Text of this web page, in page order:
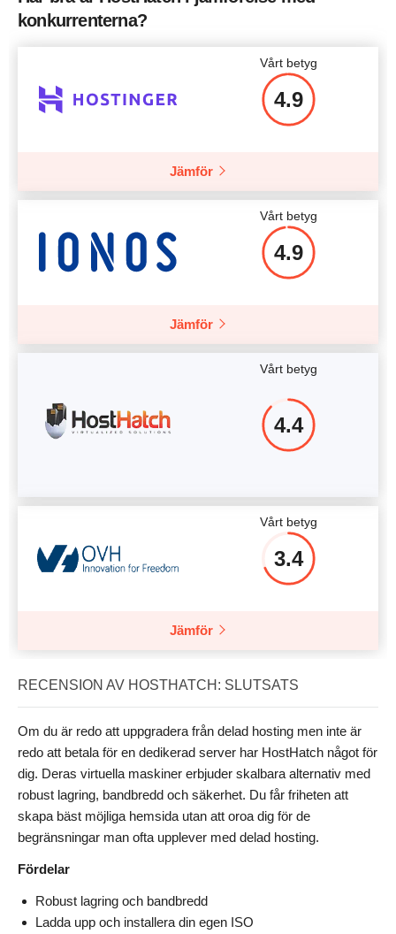
konkurrenterna?
Vårt betyg
4.9
Jämför
Vårt betyg
4.9
Jämför
Vårt betyg
4.4
Vårt betyg
3.4
Jämför
RECENSION AV HOSTHATCH: SLUTSATS
Om du är redo att uppgradera från delad hosting men inte är
redo att betala för en dedikerad server har HostHatch något för
dig. Deras virtuella maskiner erbjuder skalbara alternativ med
robust lagring, bandbredd och säkerhet. Du får friheten att
skapa bäst möjliga hemsida utan att oroa dig för de
begränsningar man ofta upplever med delad hosting.
Fördelar
Robust lagring och bandbredd
Ladda upp och installera din egen ISO